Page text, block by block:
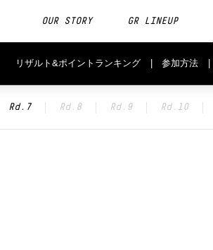
OUR STORY GR LINEUP
リザルト&ポイントランキング 参加方法
Rd.7 Rd.8 Rd.9 Rd.10